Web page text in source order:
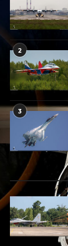
2
3